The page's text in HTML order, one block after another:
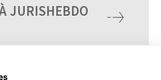
JURISHEBDO